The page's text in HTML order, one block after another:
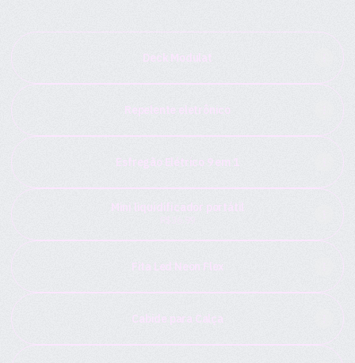
Deck Modulat
Repelente eletrônico
Esfregão Elétrico 9 em 1
Mini liquidificador portátil
Fita Led Neon Flex
Cabide para Calça